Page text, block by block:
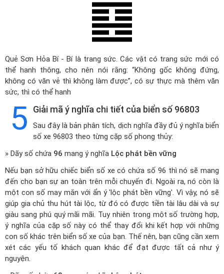
Quẻ Sơn Hỏa Bí - Bí là trang sức. Các vật có trang sức mới có
thể hanh thông, cho nên nói rằng: “Không gốc không đứng,
không có văn vẻ thì không làm được”, có sự thực mà thêm văn
sức, thì có thể hanh
5 Giải mã ý nghĩa chi tiết của biển số 96803
Sau đây là bản phân tích, dịch nghĩa đầy đủ ý nghĩa biển
số xe 96803 theo từng cặp số phong thủy:
» Dãy số chứa 96 mang ý nghĩa Lộc phát bền vững
Nếu bạn sở hữu chiếc biển số xe có chứa số 96 thì nó sẽ mang
đến cho bạn sự an toàn trên mỗi chuyến đi. Ngoài ra, nó còn là
một con số may mắn với ẩn ý 'lộc phát bền vững'. Vì vậy, nó sẽ
giúp gia chủ thu hút tài lộc, từ đó có được tiền tài lâu dài và sự
giàu sang phú quý mãi mãi. Tuy nhiên trong một số trường hợp,
ý nghĩa của cặp số này có thể thay đổi khi kết hợp với những
con số khác trên biển số xe của bạn. Thế nên, bạn cũng cần xem
xét các yếu tố khách quan khác để đạt được tất cả như ý
nguyện.